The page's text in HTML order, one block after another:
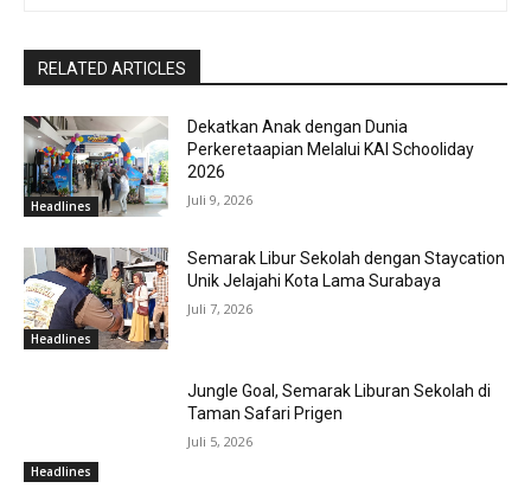
RELATED ARTICLES
Headlines
Dekatkan Anak dengan Dunia
Perkeretaapian Melalui KAI Schooliday
2026
Juli 9, 2026
Headlines
Semarak Libur Sekolah dengan Staycation
Unik Jelajahi Kota Lama Surabaya
Juli 7, 2026
Headlines
Jungle Goal, Semarak Liburan Sekolah di
Taman Safari Prigen
Juli 5, 2026